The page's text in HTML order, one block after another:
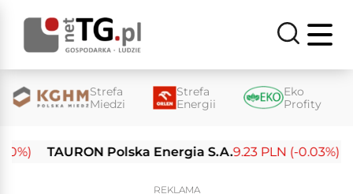
Strefa
Miedzi
Strefa
Energii
Eko
Profity
TAURON Polska Energia S.A.9.23 PLN (-0.03%)
REKLAMA